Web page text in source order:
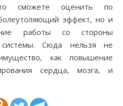
сможете оценить по
эффект, но и
работы со стороны
Сюда нельзя не
как повышение
сердца, мозга, и